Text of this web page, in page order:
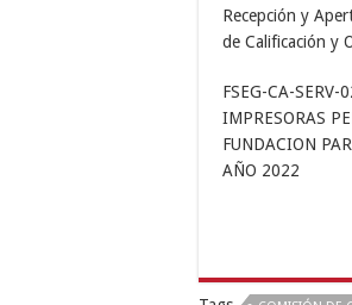
Recepción y
de Calificación y
FSEG-CA-SERV-
IMPRESORAS
FUNDACION
AÑO 2022